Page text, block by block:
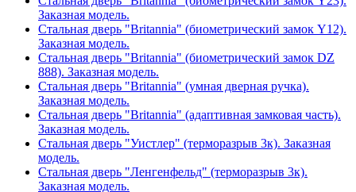
Заказная модель.
Стальная дверь "Britannia" (биометрический замок Y12).
Заказная модель.
Стальная дверь "Britannia" (биометрический замок DZ
888). Заказная модель.
Стальная дверь "Britannia" (умная дверная ручка).
Заказная модель.
Стальная дверь "Britannia" (адаптивная замковая часть).
Заказная модель.
Стальная дверь "Уистлер" (терморазрыв 3к). Заказная
модель.
Стальная дверь "Ленгенфельд" (терморазрыв 3к).
Заказная модель.